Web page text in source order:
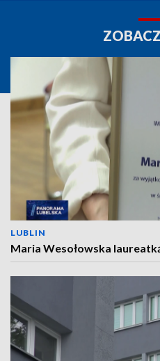
LUBLIN
Maria Wesołowska